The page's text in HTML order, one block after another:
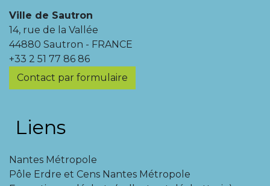
Ville de Sautron
14, rue de la Vallée
44880 Sautron - FRANCE
+33 2 51 77 86 86
Contact par formulaire
Liens
Nantes Métropole
Pôle Erdre et Cens Nantes Métropole